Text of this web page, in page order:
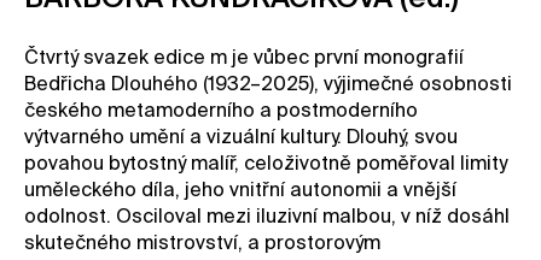
Novinky
Pro média
Pronájem prostor
Volné pozice
Čtvrtý svazek edice m je vůbec první monografií
Bedřicha Dlouhého (1932–2025), výjimečné osobnosti
českého metamoderního a postmoderního
výtvarného umění a vizuální kultury. Dlouhý, svou
povahou bytostný malíř, celoživotně poměřoval limity
uměleckého díla, jeho vnitřní autonomii a vnější
odolnost. Osciloval mezi iluzivní malbou, v níž dosáhl
skutečného mistrovství, a prostorovým